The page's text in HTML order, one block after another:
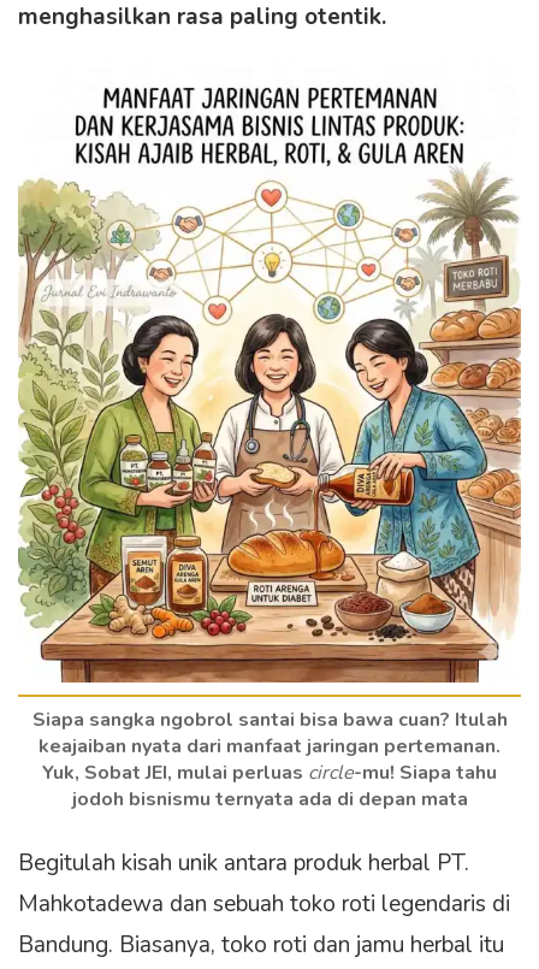
menghasilkan rasa paling otentik.
Siapa sangka ngobrol santai bisa bawa cuan? Itulah
keajaiban nyata dari manfaat jaringan pertemanan.
Yuk, Sobat JEI, mulai perluas circle-mu! Siapa tahu
jodoh bisnismu ternyata ada di depan mata
Begitulah kisah unik antara produk herbal PT.
Mahkotadewa dan sebuah toko roti legendaris di
Bandung. Biasanya, toko roti dan jamu herbal itu